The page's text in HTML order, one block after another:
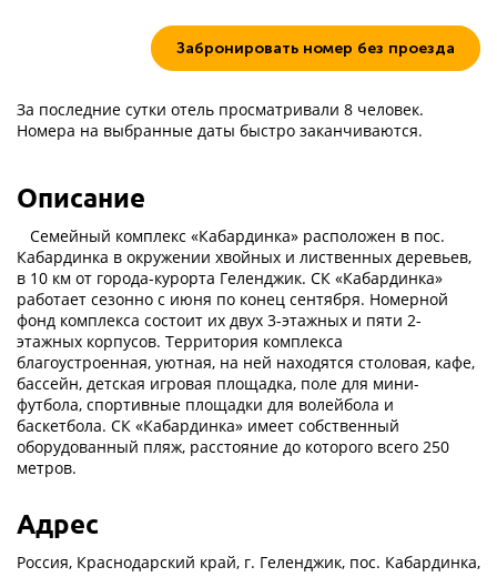
Забронировать номер без проезда
За последние сутки отель просматривали 8 человек.
Номера на выбранные даты быстро заканчиваются.
Описание
Семейный комплекс «Кабардинка» расположен в пос.
Кабардинка в окружении хвойных и лиственных деревьев,
в 10 км от города-курорта Геленджик. СК «Кабардинка»
работает сезонно с июня по конец сентября. Номерной
фонд комплекса состоит их двух 3-этажных и пяти 2-
этажных корпусов. Территория комплекса
благоустроенная, уютная, на ней находятся столовая, кафе,
бассейн, детская игровая площадка, поле для мини-
футбола, спортивные площадки для волейбола и
баскетбола. СК «Кабардинка» имеет собственный
оборудованный пляж, расстояние до которого всего 250
метров.
Адрес
Россия, Краснодарский край, г. Геленджик, пос. Кабардинка,